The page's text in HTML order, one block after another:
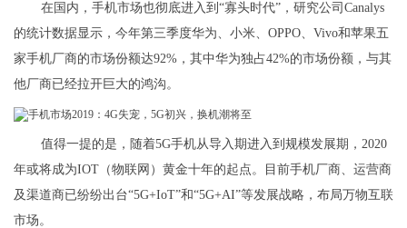
在国内，手机市场也彻底进入到“寡头时代”，研究公司Canalys
的统计数据显示，今年第三季度华为、小米、OPPO、Vivo和苹果五
家手机厂商的市场份额达92%，其中华为独占42%的市场份额，与其
他厂商已经拉开巨大的鸿沟。
值得一提的是，随着5G手机从导入期进入到规模发展期，2020
年或将成为IOT（物联网）黄金十年的起点。目前手机厂商、运营商
及渠道商已纷纷出台“5G+IoT”和“5G+AI”等发展战略，布局万物互联
市场。